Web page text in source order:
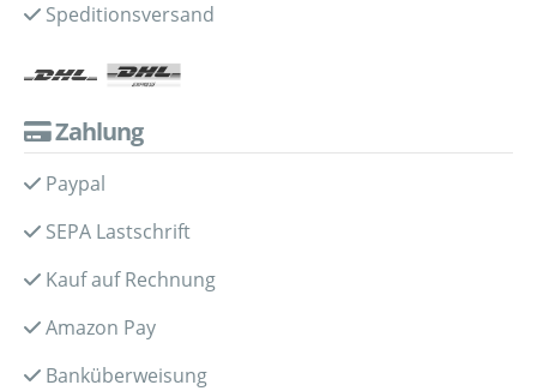
Speditionsversand
Zahlung
Paypal
SEPA Lastschrift
Kauf auf Rechnung
Amazon Pay
Banküberweisung